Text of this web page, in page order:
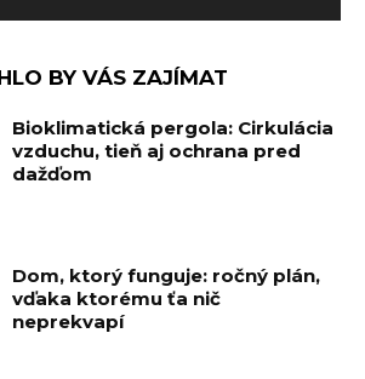
BY VÁS ZAJÍMAT
Bioklimatická pergola: Cirkulácia
vzduchu, tieň aj ochrana pred
dažďom
Dom, ktorý funguje: ročný plán,
vďaka ktorému ťa nič
neprekvapí